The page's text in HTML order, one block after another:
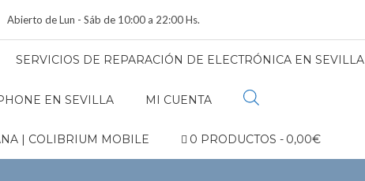
Abierto de Lun - Sáb de 10:00 a 22:00 Hs.
SERVICIOS DE REPARACIÓN DE ELECTRÓNICA EN SEVILLA
EN SEVILLA MI CUENTA
| COLIBRIUM MOBILE 0 PRODUCTOS 0,00€